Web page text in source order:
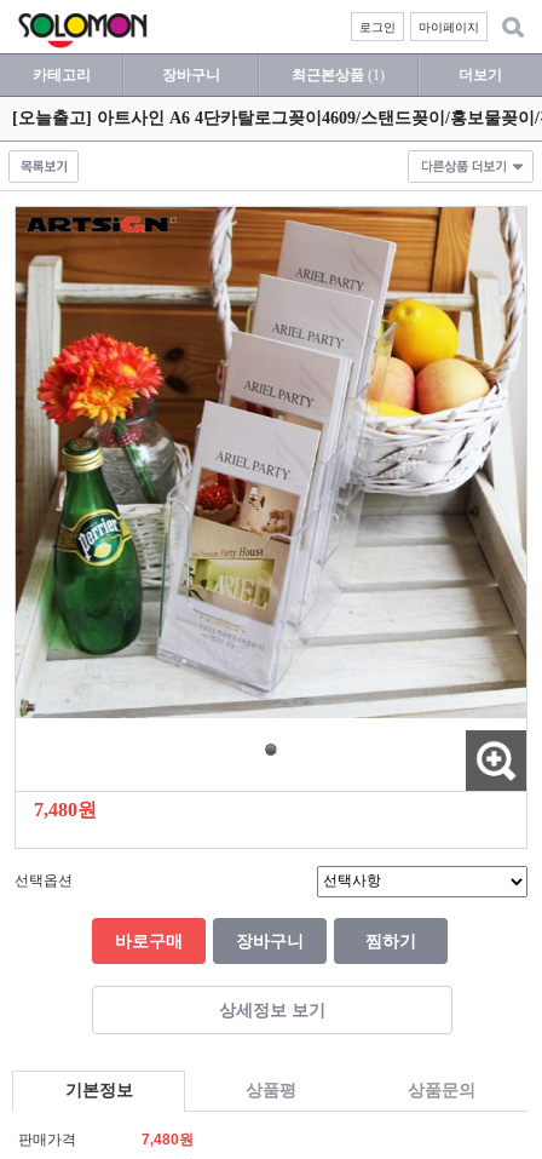
마이페이지
로그인
카테고리 장바구니 최근본상품 (1) 더보기
[오늘출고] 아트사인 A6 4단카탈로그꽂이4609/스탠드꽂이/홍보물꽂
7,480원
선택옵션
바로구매 장바구니 찜하기
상세정보 보기
기본정보 상품평 상품문의
판매가격
7,480원